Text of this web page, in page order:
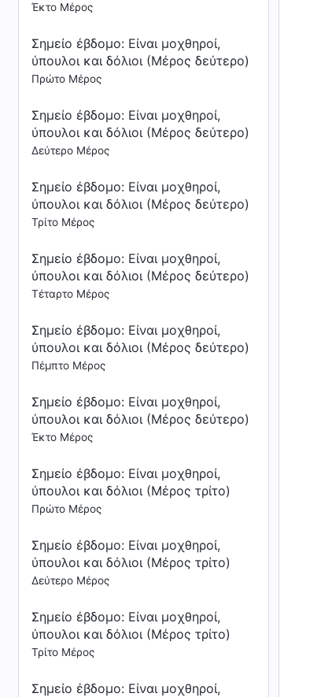
Έκτο Μέρος
Σημείο έβδομο: Είναι μοχθηροί,
ύπουλοι και δόλιοι (Μέρος δεύτερο)
Πρώτο Μέρος
Σημείο έβδομο: Είναι μοχθηροί,
ύπουλοι και δόλιοι (Μέρος δεύτερο)
Δεύτερο Μέρος
Σημείο έβδομο: Είναι μοχθηροί,
ύπουλοι και δόλιοι (Μέρος δεύτερο)
Τρίτο Μέρος
Σημείο έβδομο: Είναι μοχθηροί,
ύπουλοι και δόλιοι (Μέρος δεύτερο)
Τέταρτο Μέρος
Σημείο έβδομο: Είναι μοχθηροί,
ύπουλοι και δόλιοι (Μέρος δεύτερο)
Πέμπτο Μέρος
Σημείο έβδομο: Είναι μοχθηροί,
ύπουλοι και δόλιοι (Μέρος δεύτερο)
Έκτο Μέρος
Σημείο έβδομο: Είναι μοχθηροί,
ύπουλοι και δόλιοι (Μέρος τρίτο)
Πρώτο Μέρος
Σημείο έβδομο: Είναι μοχθηροί,
ύπουλοι και δόλιοι (Μέρος τρίτο)
Δεύτερο Μέρος
Σημείο έβδομο: Είναι μοχθηροί,
ύπουλοι και δόλιοι (Μέρος τρίτο)
Τρίτο Μέρος
Σημείο έβδομο: Είναι μοχθηροί,